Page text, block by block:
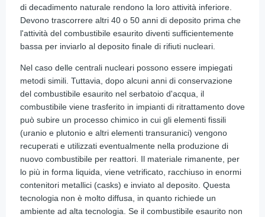
di decadimento naturale rendono la loro attività inferiore.
Devono trascorrere altri 40 o 50 anni di deposito prima che
l'attività del combustibile esaurito diventi sufficientemente
bassa per inviarlo al deposito finale di rifiuti nucleari.
Nel caso delle centrali nucleari possono essere impiegati
metodi simili. Tuttavia, dopo alcuni anni di conservazione
del combustibile esaurito nel serbatoio d'acqua, il
combustibile viene trasferito in impianti di ritrattamento dove
può subire un processo chimico in cui gli elementi fissili
(uranio e plutonio e altri elementi transuranici) vengono
recuperati e utilizzati eventualmente nella produzione di
nuovo combustibile per reattori. Il materiale rimanente, per
lo più in forma liquida, viene vetrificato, racchiuso in enormi
contenitori metallici (casks) e inviato al deposito. Questa
tecnologia non è molto diffusa, in quanto richiede un
ambiente ad alta tecnologia. Se il combustibile esaurito non